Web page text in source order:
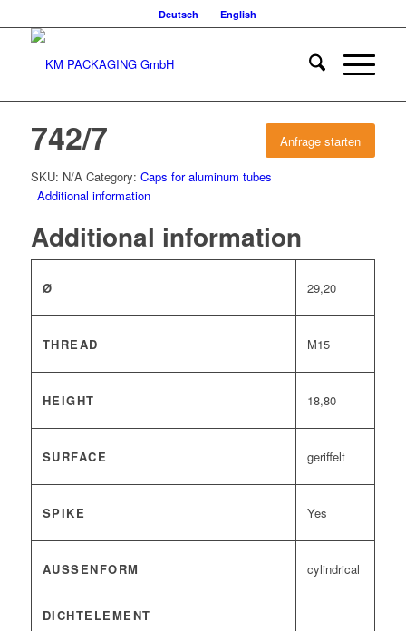
Deutsch English
Anfrage starten
742/7
SKU: N/A Category: Caps for aluminum tubes
Additional information
Additional information
Ø 29,20
THREAD M15
HEIGHT 18,80
SURFACE geriffelt
SPIKE Yes
AUSSENFORM cylindrical
DICHTELEMENT